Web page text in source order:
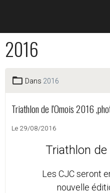
2016
Dans 2016
Triathlon de l'Omois 2016
Le 29/08/2016
Triathlon
Les CJC seront
nouvelle